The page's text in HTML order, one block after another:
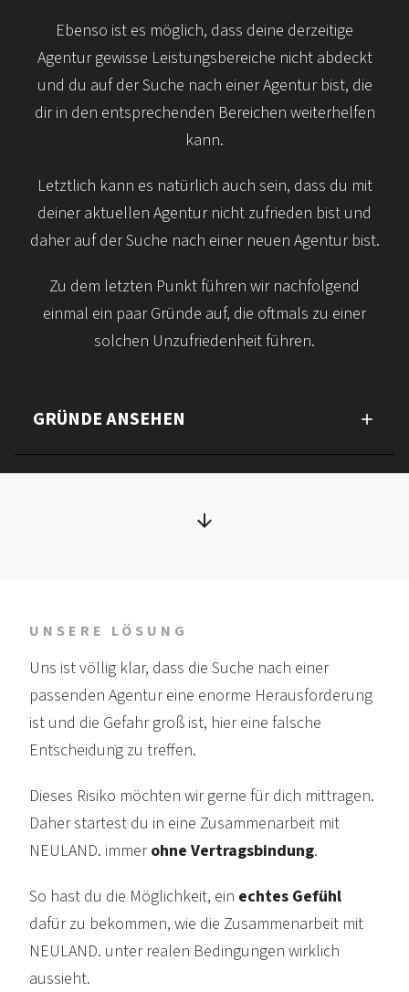
Ebenso ist es möglich, dass deine derzeitige
Agentur gewisse Leistungs­bereiche nicht abdeckt
und du auf der Suche nach einer Agentur bist, die
dir in den entsprechenden Bereichen weiter­helfen
kann.
Letztlich kann es natürlich auch sein, dass du mit
deiner aktuellen Agentur nicht zufrieden bist und
daher auf der Suche nach einer neuen Agentur bist.
Zu dem letzten Punkt führen wir nachfolgend
einmal ein paar Gründe auf, die oftmals zu einer
solchen Unzufriedenheit führen.
GRÜNDE ANSEHEN
UNSERE LÖSUNG
Uns ist völlig klar, dass die Suche nach einer
passenden Agentur eine enorme Heraus­forderung
ist und die Gefahr groß ist, hier eine falsche
Entscheidung zu treffen.
Dieses Risiko möchten wir gerne für dich mittragen.
Daher startest du in eine Zusammen­arbeit mit
NEULAND. immerohne Vertrags­bindung.
So hast du die Möglichkeit, ein echtes Gefühl
dafür zu bekommen, wie die Zusammen­arbeit mit
NEULAND. unter realen Beding­ungen wirklich
aussieht.